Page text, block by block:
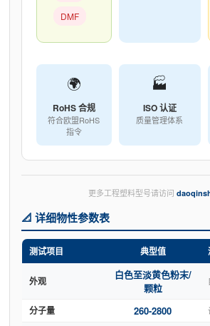
DMF
🌍
RoHS 合规
符合欧盟RoHS
指令
🏭
ISO 认证
质量管理体系
更多工程塑料型号请访问
📐 详细物性参数表
测试项目 典型值
外观
白色至淡黄色粉末/
颗粒
分子量 260-2800